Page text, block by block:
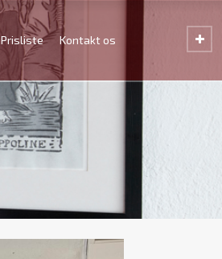
Prisliste Kontakt os